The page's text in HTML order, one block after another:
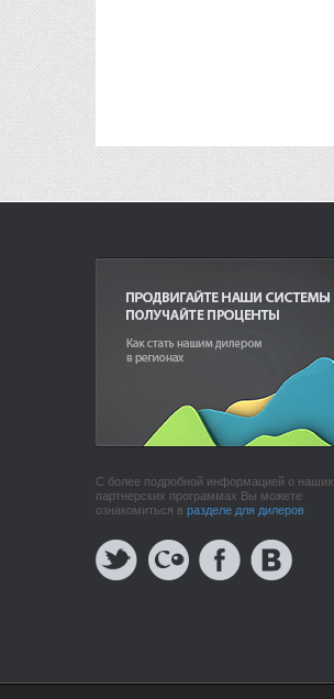
С более подробной информацией о наших
партнерских программах Вы можете
ознакомиться в разделе для дилеров